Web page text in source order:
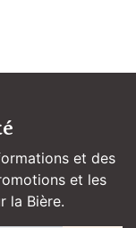
et des
et les
la Bière.